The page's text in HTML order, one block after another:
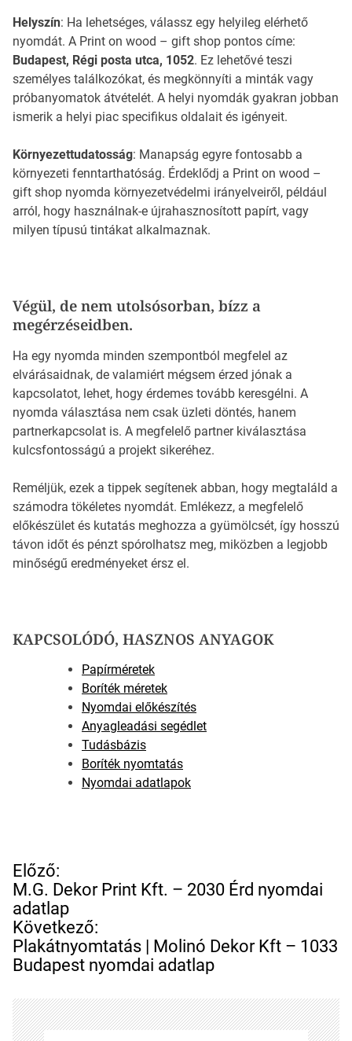
Helyszín: Ha lehetséges, válassz egy helyileg elérhető
nyomdát. A Print on wood – gift shop pontos címe:
Budapest, Régi posta utca, 1052. Ez lehetővé teszi
személyes találkozókat, és megkönnyíti a minták vagy
próbanyomatok átvételét. A helyi nyomdák gyakran jobban
ismerik a helyi piac specifikus oldalait és igényeit.
Környezettudatosság: Manapság egyre fontosabb a
környezeti fenntarthatóság. Érdeklődj a Print on wood –
gift shop nyomda környezetvédelmi irányelveiről, például
arról, hogy használnak-e újrahasznosított papírt, vagy
milyen típusú tintákat alkalmaznak.
Végül, de nem utolsósorban, bízz a
megérzéseidben.
Ha egy nyomda minden szempontból megfelel az
elvárásaidnak, de valamiért mégsem érzed jónak a
kapcsolatot, lehet, hogy érdemes tovább keresgélni. A
nyomda választása nem csak üzleti döntés, hanem
partnerkapcsolat is. A megfelelő partner kiválasztása
kulcsfontosságú a projekt sikeréhez.
Reméljük, ezek a tippek segítenek abban, hogy megtaláld a
számodra tökéletes nyomdát. Emlékezz, a megfelelő
előkészület és kutatás meghozza a gyümölcsét, így hosszú
távon időt és pénzt spórolhatsz meg, miközben a legjobb
minőségű eredményeket érsz el.
KAPCSOLÓDÓ, HASZNOS ANYAGOK
Papírméretek
Boríték méretek
Nyomdai előkészítés
Anyagleadási segédlet
Tudásbázis
Boríték nyomtatás
Nyomdai adatlapok
B
e
j
e
g
y
z
é
s
Előző:
M.G. Dekor Print Kft. – 2030 Érd nyomdai
adatlap
Következő:
Plakátnyomtatás | Molinó Dekor Kft – 1033
Budapest nyomdai adatlap